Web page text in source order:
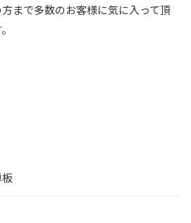
まで多数のお客様に気に入って頂